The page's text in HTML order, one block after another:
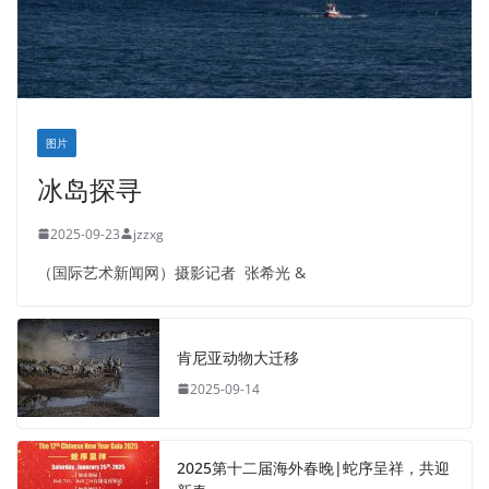
图片
冰岛探寻
2025-09-23 jzzxg
（国际艺术新闻网）摄影记者 张希光 &
肯尼亚动物大迁移
2025-09-14
2025第十二届海外春晚|蛇序呈祥，共迎